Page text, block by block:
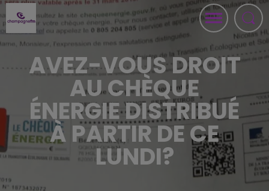
AVEZ-VOUS DROIT
AU CHÈQUE
ÉNERGIE DISTRIBUÉ
À PARTIR DE CE
LUNDI?